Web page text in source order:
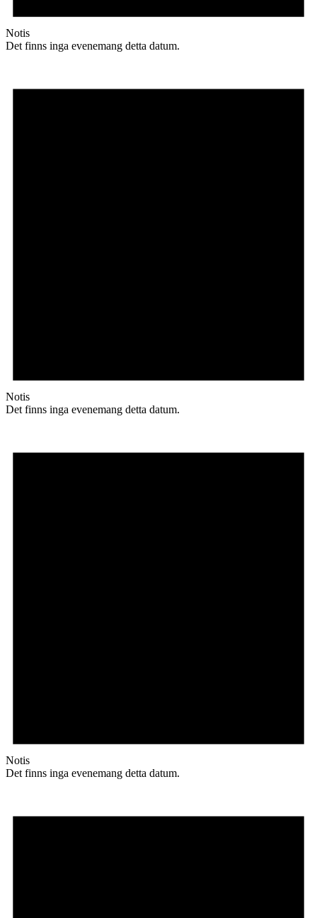
Notis
Det finns inga evenemang detta datum.
Notis
Det finns inga evenemang detta datum.
Notis
Det finns inga evenemang detta datum.